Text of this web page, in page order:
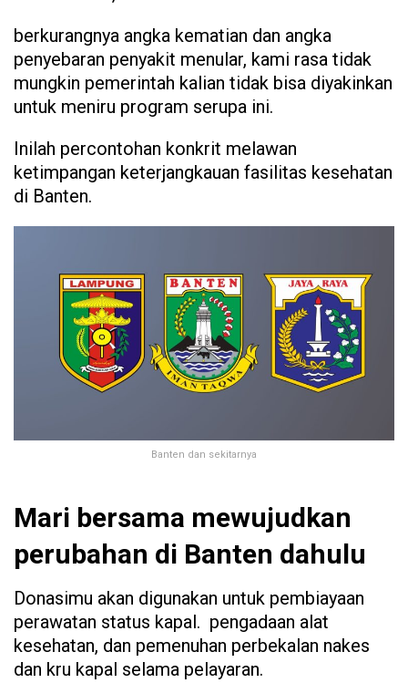
berkurangnya angka kematian dan angka
penyebaran penyakit menular, kami rasa tidak
mungkin pemerintah kalian tidak bisa diyakinkan
untuk meniru program serupa ini.
Inilah percontohan konkrit melawan
ketimpangan keterjangkauan fasilitas kesehatan
di Banten.
Banten dan sekitarnya
Mari bersama mewujudkan
perubahan di Banten dahulu
Donasimu akan digunakan untuk pembiayaan
perawatan status kapal. pengadaan alat
kesehatan, dan pemenuhan perbekalan nakes
dan kru kapal selama pelayaran.